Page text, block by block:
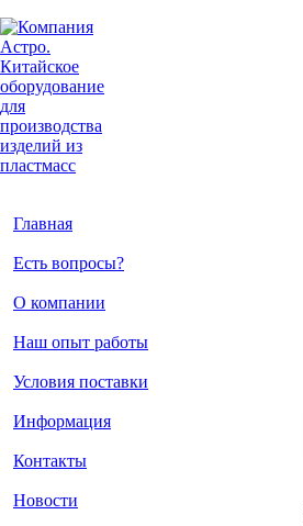
Главная
Есть вопросы?
О компании
Наш опыт работы
Условия поставки
Информация
Контакты
Новости